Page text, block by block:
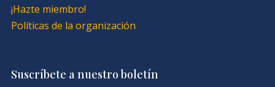
¡Hazte miembro!
Políticas de la organización
Suscríbete a nuestro boletín